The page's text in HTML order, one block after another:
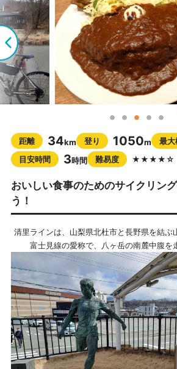
距離 34km 登り 1050m 最大
目安時間
3時間 難易度 ★★★★☆
おいしい食事のためのサイクリン
う！
清里ラインは、山梨県北杜市と長野県を結ぶ
富士見線の愛称で、八ヶ岳の南麓中腹を